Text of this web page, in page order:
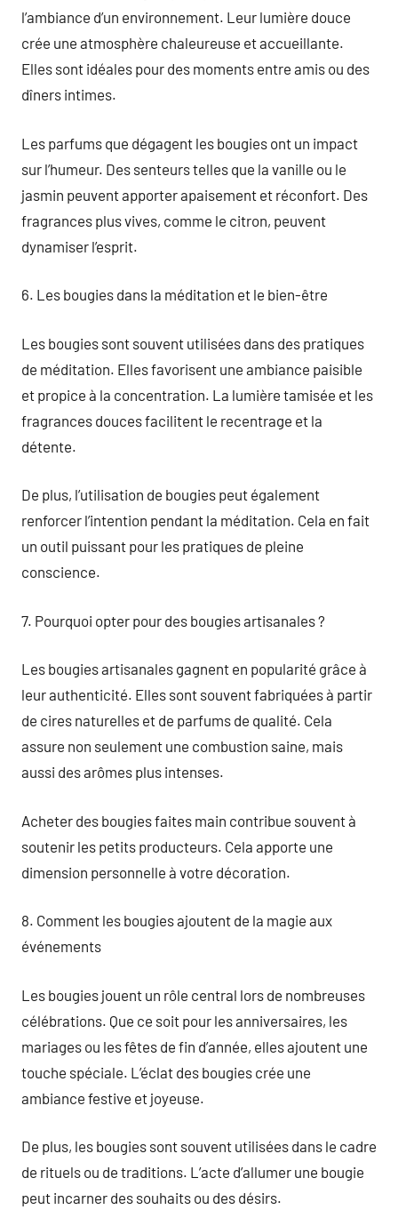
l’ambiance d’un environnement. Leur lumière douce
crée une atmosphère chaleureuse et accueillante.
Elles sont idéales pour des moments entre amis ou des
dîners intimes.
Les parfums que dégagent les bougies ont un impact
sur l’humeur. Des senteurs telles que la vanille ou le
jasmin peuvent apporter apaisement et réconfort. Des
fragrances plus vives, comme le citron, peuvent
dynamiser l’esprit.
6. Les bougies dans la méditation et le bien-être
Les bougies sont souvent utilisées dans des pratiques
de méditation. Elles favorisent une ambiance paisible
et propice à la concentration. La lumière tamisée et les
fragrances douces facilitent le recentrage et la
détente.
De plus, l’utilisation de bougies peut également
renforcer l’intention pendant la méditation. Cela en fait
un outil puissant pour les pratiques de pleine
conscience.
7. Pourquoi opter pour des bougies artisanales ?
Les bougies artisanales gagnent en popularité grâce à
leur authenticité. Elles sont souvent fabriquées à partir
de cires naturelles et de parfums de qualité. Cela
assure non seulement une combustion saine, mais
aussi des arômes plus intenses.
Acheter des bougies faites main contribue souvent à
soutenir les petits producteurs. Cela apporte une
dimension personnelle à votre décoration.
8. Comment les bougies ajoutent de la magie aux
événements
Les bougies jouent un rôle central lors de nombreuses
célébrations. Que ce soit pour les anniversaires, les
mariages ou les fêtes de fin d’année, elles ajoutent une
touche spéciale. L’éclat des bougies crée une
ambiance festive et joyeuse.
De plus, les bougies sont souvent utilisées dans le cadre
de rituels ou de traditions. L’acte d’allumer une bougie
peut incarner des souhaits ou des désirs.